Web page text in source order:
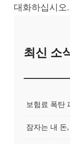
대화하십시오.
최신 소
보험료 폭탄